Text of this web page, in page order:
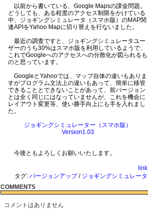
以前から書いている、Google Mapsの課金問題。
どうしても、ある程度のアクセス制限をかけている
中、ジョギングシミュレータ（スマホ版）のMAP関
連APIをYahoo Mapに切り替えを行ないました。
最近の調査ですと、ジョギングシミュレータユー
ザーのうち30%はスマホ版を利用しているようで、
これでGoogleへのアクセスへの分散化が図られるも
のと思っています。
GoogleとYahooでは、マップ自体の違いもありま
すがプログラム文法上の違いもあって、簡単に移管
できることとできないことがあって、前バージョン
とは全く同じにはなっていませんが、これを機会に
レイアウト変更等、使い勝手向上にも手を入れまし
た。
ジョギングシミュレーター（スマホ版）
Version1.03
今後ともよろしくお願いいたします。
link
タグ: バージョンアップ/ ジョギングシミュレータ
COMMENTS
コメントはありません